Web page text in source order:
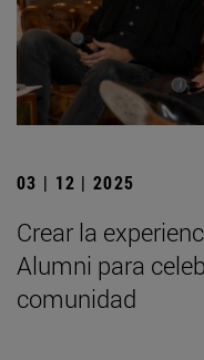
03 | 12 | 2025
Crear la
Alumni para
comunidad